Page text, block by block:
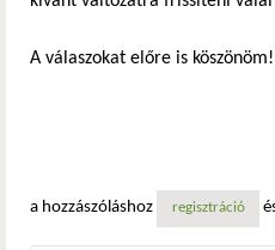
A válaszokat előre is köszönöm!
a hozzászóláshoz regisztráció